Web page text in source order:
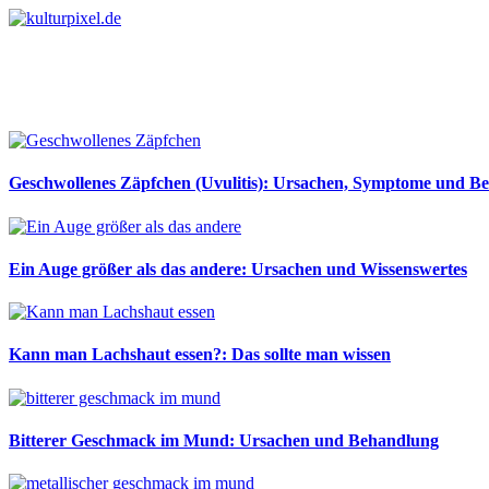
Geschwollenes Zäpfchen (Uvulitis): Ursachen, Symptome und
Ein Auge größer als das andere: Ursachen und Wissenswertes
Kann man Lachshaut essen?: Das sollte man wissen
Bitterer Geschmack im Mund: Ursachen und Behandlung